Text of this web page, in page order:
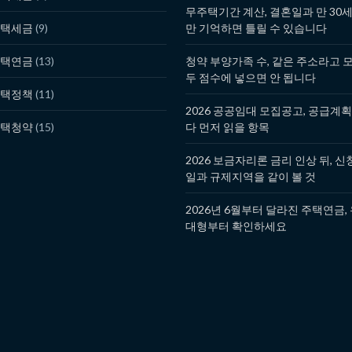
세금 (9)
연금 (13)
정책 (11)
청약(15)
무주택기간 계산, 결혼일과 만 30세
만 기억하면 틀릴 수 있습니다
청약 부양가족 수, 같은 주소라고 모
두 점수에 넣으면 안 됩니다
2026 공공임대 모집공고, 공급계
다 먼저 읽을 항목
2026 보금자리론 금리 인상 뒤, 신
일과 규제지역을 같이 볼 것
2026년 6월부터 달라진 주택연금,
대형부터 확인하세요